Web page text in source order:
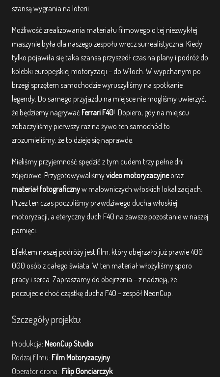
szansą wygrania na loterii.
Możliwość zrealizowania materiału filmowego o tej niezwykłej
maszynie była dla naszego zespołu wręcz surrealistyczna. Kiedy
tylko pojawiła się taka szansa przyszedł czas na plany i podróż do
kolebki europejskiej motoryzacji – do Włoch. W wypchanym po
brzegi sprzętem samochodzie wyruszyliśmy na spotkanie
legendy. Do samego przyjazdu na miejsce nie mogliśmy uwierzyć,
że będziemy nagrywać Ferrari F40! Dopiero, gdy na miejscu
zobaczyliśmy pierwszy raz na żywo ten samochód to
zrozumieliśmy, że to dzieję się naprawdę.
Mieliśmy przyjemność spędzić z tym cudem trzy pełne dni
zdjęciowe. Przygotowywaliśmyvideo motoryzacyjneoraz
materiał fotograficznyw malowniczych włoskich lokalizacjach.
Przez ten czas poczuliśmy prawdziwego ducha włoskiej
motoryzacji, a eteryczny duch F40 na zawsze pozostanie w naszej
pamięci.
Efektem naszej podróży jest film. który obejrzało już prawie 400
000 osób z całego świata. W ten materiał włożyliśmy sporo
pracy i serca. Zapraszamy do obejrzenia – z nadzieją, że
poczujecie choć cząstkę ducha F40 – zespół NeonCup.
Szczegóły projektu:
Produkcja: NeonCup Studio
Rodzaj filmu: Film Motoryzacyjny
Operator drona: Filip Gonciarczyk